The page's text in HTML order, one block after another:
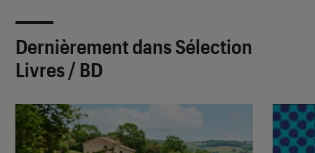
Dernièrement dans Sélection
Livres / BD